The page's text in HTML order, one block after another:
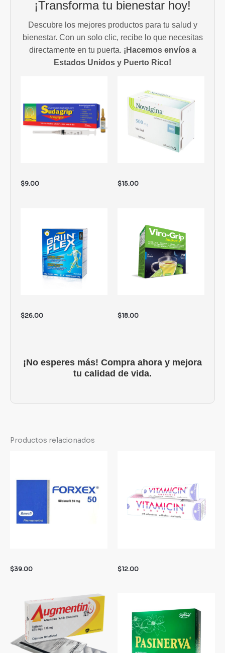
¡Transforma tu bienestar hoy!
Descubre los mejores productos para tu salud y
bienestar. Con un solo clic, recibe lo que necesitas
directamente en tu puerta. ¡Hacemos envíos a
Estados Unidos y Puerto Rico!
$9.00 $15.00
$26.00 $18.00
¡No esperes más! Compra ahora y mejora
tu calidad de vida.
Productos relacionados
$39.00 $12.00